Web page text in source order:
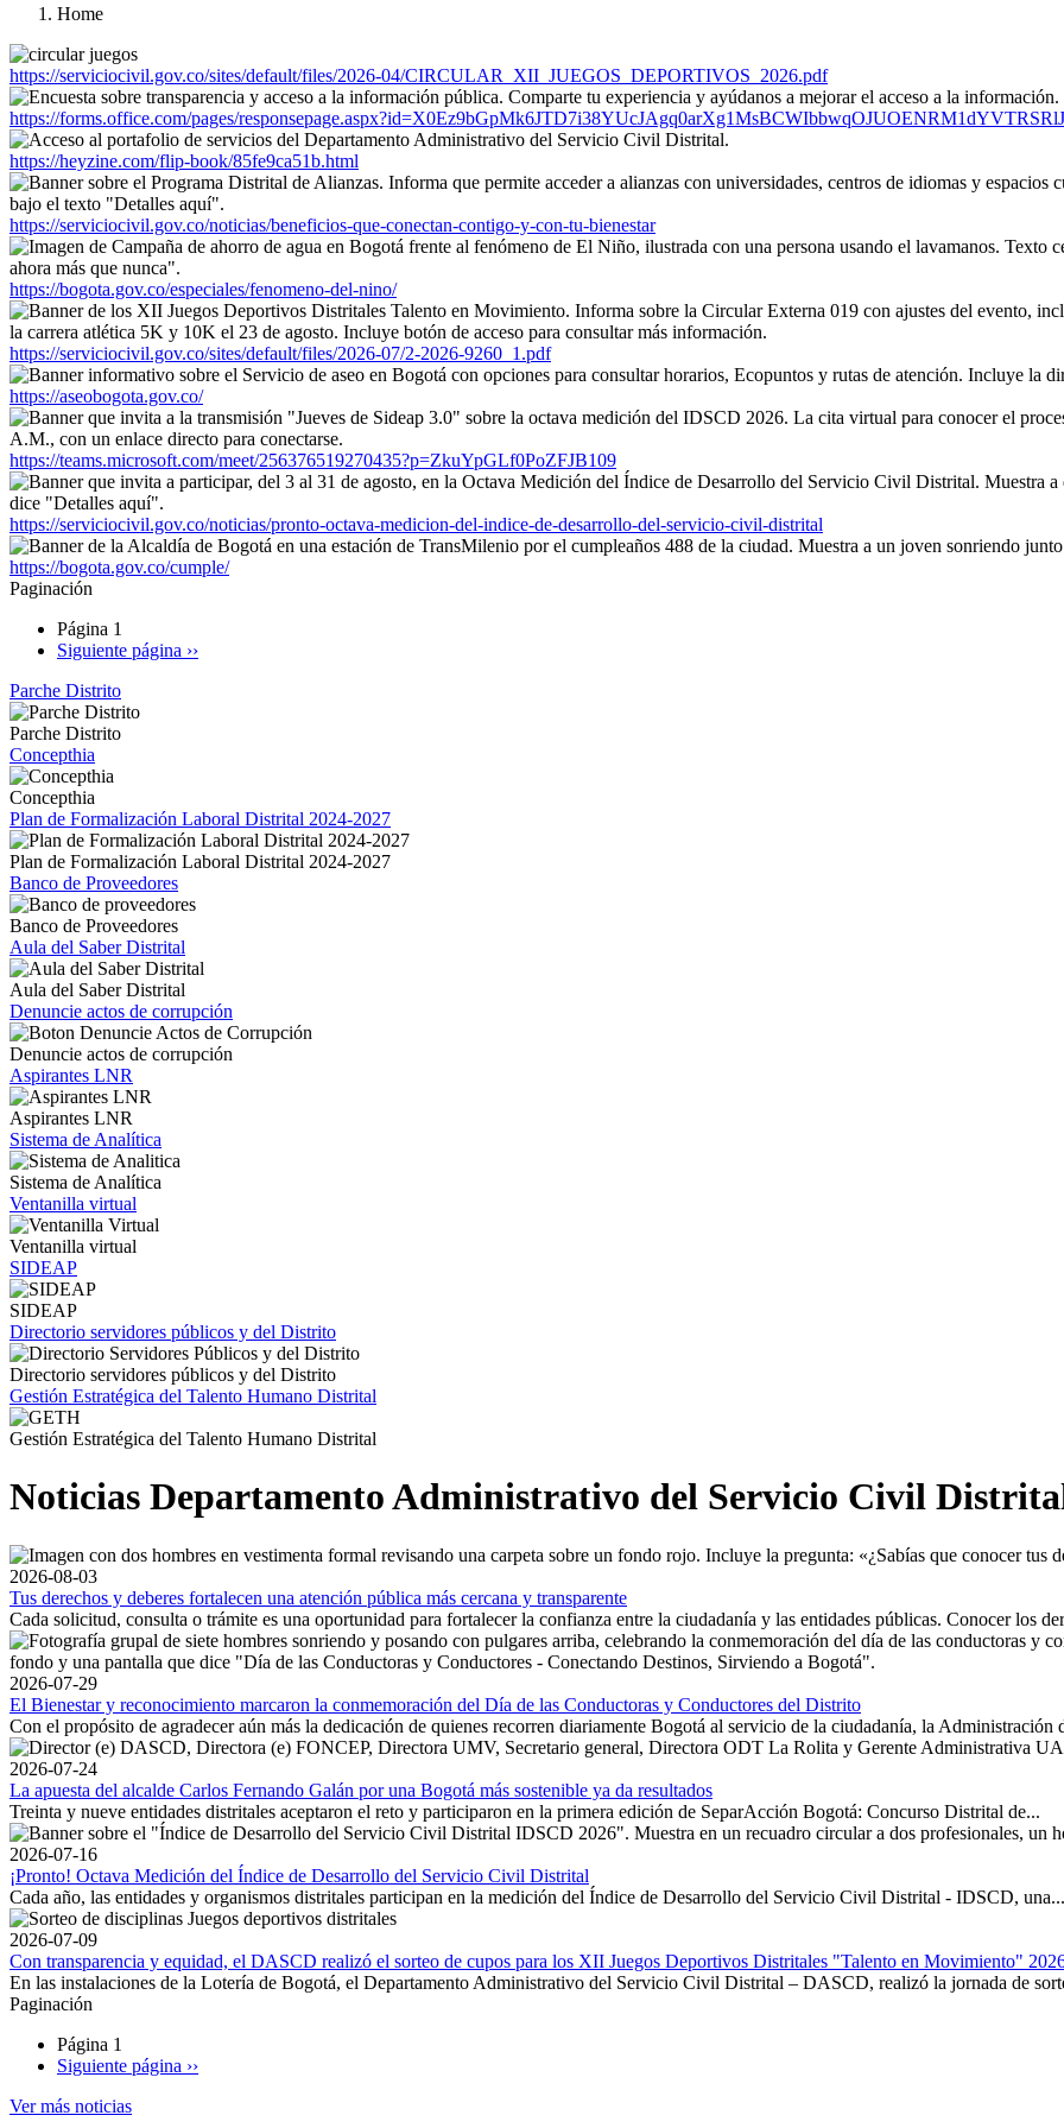
Home
https://serviciocivil.gov.co/sites/default/files/2026-04/CIRCULAR_XII_JUEGOS_DEPORTIVOS_2026.pdf
https://forms.office.com/pages/
https://heyzine.com/flip-book/85fe9ca51b.html
https://serviciocivil.gov.co/noticias/beneficios-que-conectan-contigo-y-con-tu-bienestar
https://bogota.gov.co/especiales/fenomeno-del-nino/
https://serviciocivil.gov.co/sites/default/files/2026-07/2-2026-9260_1.pdf
https://aseobogota.gov.co/
https://teams.microsoft.com/meet/256376519270435?p=ZkuYpGLf0PoZFJB109
https://serviciocivil.gov.co/noticias/pronto-octava-medicion-del-indice-de-desarrollo-del-servicio-civil-distrital
https://bogota.gov.co/cumple/
Paginación
Página 1
Siguiente página ››
Parche Distrito
Parche Distrito
Concepthia
Concepthia
Plan de Formalización Laboral Distrital 2024-2027
Plan de Formalización Laboral Distrital 2024-2027
Banco de Proveedores
Banco de Proveedores
Aula del Saber Distrital
Aula del Saber Distrital
Denuncie actos de corrupción
Denuncie actos de corrupción
Aspirantes LNR
Aspirantes LNR
Sistema de Analítica
Sistema de Analítica
Ventanilla virtual
Ventanilla virtual
SIDEAP
SIDEAP
Directorio servidores públicos y del Distrito
Directorio servidores públicos y del Distrito
Gestión Estratégica del Talento Humano Distrital
Gestión Estratégica del Talento Humano Distrital
Noticias Departamento Administrativo del Servicio Civil
2026-08-03
Tus derechos y deberes fortalecen una atención pública más cercana y transparente
Cada solicitud, consulta o trámite es una oportunidad para fortalecer la confianza entre la ciudadanía y las entidades públicas. Conocer los
2026-07-29
El Bienestar y reconocimiento marcaron la conmemoración del Día de las Conductoras y Conductores del Distrito
Con el propósito de agradecer aún más la dedicación de quienes recorren diariamente Bogotá al servicio de la ciudadanía, la Administración
2026-07-24
La apuesta del alcalde Carlos Fernando Galán por una Bogotá más sostenible ya da resultados
Treinta y nueve entidades distritales aceptaron el reto y participaron en la primera edición de SeparAcción Bogotá: Concurso Distrital de...
2026-07-16
¡Pronto! Octava Medición del Índice de Desarrollo del Servicio Civil Distrital
Cada año, las entidades y organismos distritales participan en la medición del Índice de Desarrollo del Servicio Civil Distrital - IDSCD, una...
2026-07-09
Con transparencia y equidad, el DASCD realizó el sorteo de cupos para los XII Juegos Deportivos Distritales "Talento en Movimiento"
En las instalaciones de la Lotería de Bogotá, el Departamento Administrativo del Servicio Civil Distrital – DASCD, realizó la jornada de
Paginación
Página 1
Siguiente página ››
Ver más noticias